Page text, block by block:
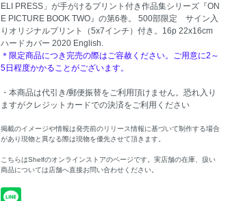
ELI PRESS」が手がけるプリント付き作品集シリーズ『ON
E PICTURE BOOK TWO』の第6巻。 500部限定 サイン入
りオリジナルプリント（5x7インチ）付き。16p 22x16cm
ハードカバー 2020 English.
＊限定商品につき完売の際はご容赦ください。ご用意に2～
5日程度かかることがございます。
・本商品は代引き/郵便振替をご利用頂けません。恐れ入り
ますがクレジットカードでの決済をご利用ください
掲載のイメージや情報は発売前のリリース情報に基づいて制作する場合
があり現物と異なる際は現物を優先させて頂きます。
こちらはShelfのオンラインストアのページです。実店舗の在庫、扱い
商品については店舗へ直接お問い合わせください。